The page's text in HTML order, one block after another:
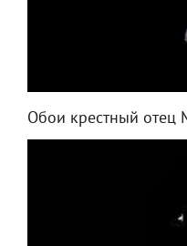
Обои крестный отец